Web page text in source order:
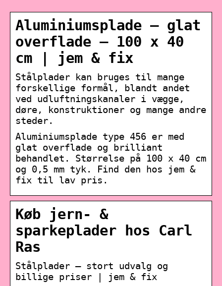
Aluminiumsplade – glat
overflade – 100 x 40
cm | jem & fix
Stålplader kan bruges til mange
forskellige formål, blandt andet
ved udluftningskanaler i vægge,
døre, konstruktioner og mange andre
steder.
Aluminiumsplade type 456 er med
glat overflade og brilliant
behandlet. Størrelse på 100 x 40 cm
og 0,5 mm tyk. Find den hos jem &
fix til lav pris.
Køb jern- &
sparkeplader hos Carl
Ras
Stålplader – stort udvalg og
billige priser | jem & fix